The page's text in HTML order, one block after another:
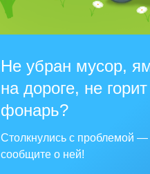
Не убран мусор,
на дороге, не горит
фонарь?
Столкнулись с проблемой —
сообщите о ней!